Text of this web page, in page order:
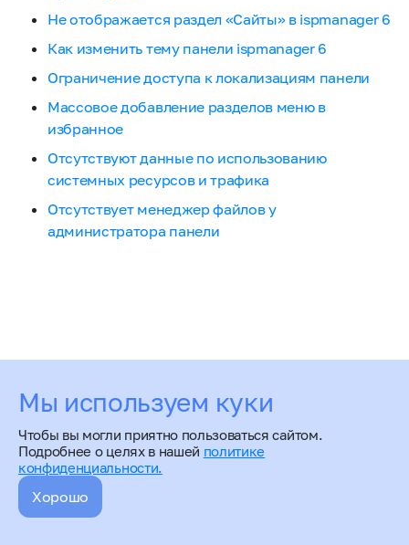
Не отображается раздел «Сайты» в ispmanager 6
Как изменить тему панели ispmanager 6
Ограничение доступа к локализациям панели
Массовое добавление разделов меню в
избранное
Отсутствуют данные по использованию
системных ресурсов и трафика
Отсутствует менеджер файлов у
администратора панели
ispmanager 6: Интерфейс
Мы используем куки
Чтобы вы могли приятно пользоваться сайтом.
Подробнее о целях в нашей политике
конфиденциальности.
Хорошо